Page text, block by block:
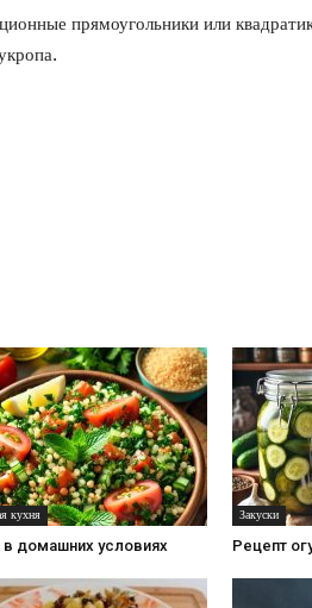
прямоугольники или
кухня
в домашних условиях
Закуски
Рецепт